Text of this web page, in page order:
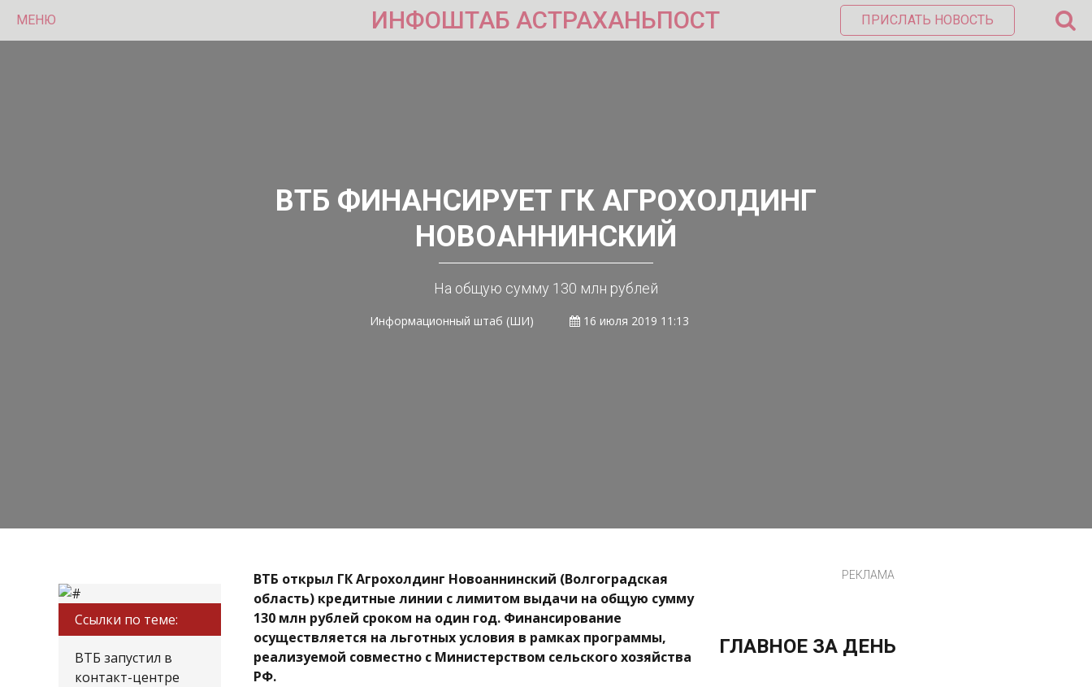
МЕНЮ ИНФОШТАБ АСТРАХАНЬПОСТ ПРИСЛАТЬ НОВОСТЬ
ВТБ ФИНАНСИРУЕТ ГК АГРОХОЛДИНГ
НОВОАННИНСКИЙ
На общую сумму 130 млн рублей
Информационный штаб (ШИ) 16 июля 2019 11:13
Ссылки по теме:
ВТБ запустил в
контакт-центре
ВТБ открыл ГК Агрохолдинг Новоаннинский (Волгоградская
область) кредитные линии с лимитом выдачи на общую сумму
130 млн рублей сроком на один год. Финансирование
осуществляется на льготных условия в рамках программы,
реализуемой совместно с Министерством сельского хозяйства
РФ.
РЕКЛАМА
ГЛАВНОЕ ЗА ДЕНЬ